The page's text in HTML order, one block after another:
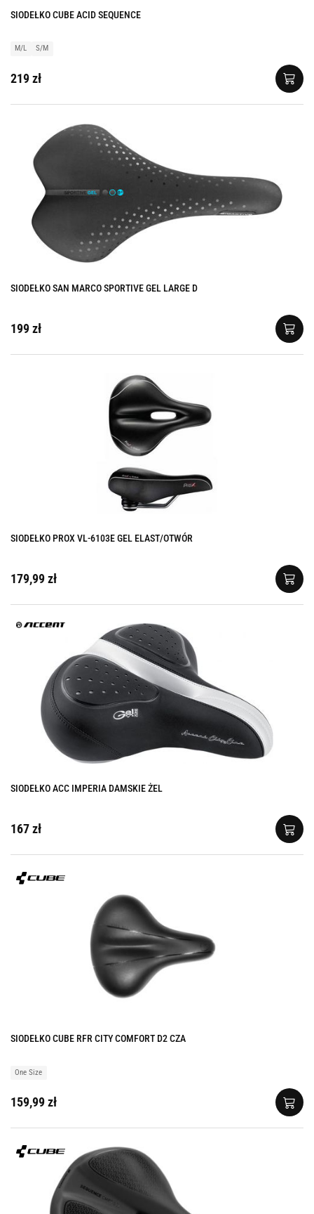
SIODEŁKO CUBE ACID SEQUENCE
M/L S/M
219 zł
SIODEŁKO SAN MARCO SPORTIVE GEL LARGE D
199 zł
SIODEŁKO PROX VL-6103E GEL ELAST/OTWÓR
179,99 zł
SIODEŁKO ACC IMPERIA DAMSKIE ŻEL
167 zł
SIODEŁKO CUBE RFR CITY COMFORT D2 CZA
One Size
159,99 zł